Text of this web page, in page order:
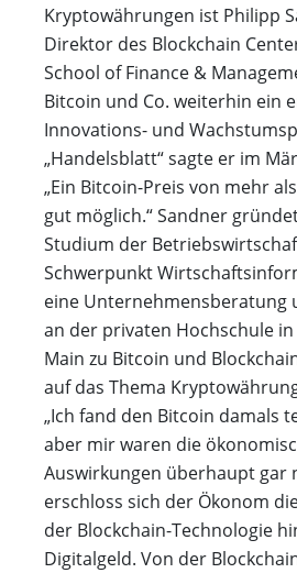
Kryptowährungen ist Philipp
Direktor des Blockchain
School of Finance &
Bitcoin und Co. weiterhin ein
Innovations- und
„Handelsblatt“ sagte er im
„Ein Bitcoin-Preis von mehr
gut möglich.“ Sandner
Studium der
Schwerpunkt
eine Unternehmensberatung
an der privaten Hochschule
Main zu Bitcoin und
auf das Thema
„Ich fand den Bitcoin damals
aber mir waren die
Auswirkungen überhaupt gar
erschloss sich der Ökonom
der Blockchain-Technologie
Digitalgeld. Von der